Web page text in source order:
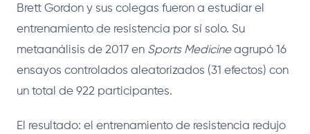
Brett Gordon y sus colegas fueron a estudiar el
entrenamiento de resistencia por sí solo. Su
metaanálisis de 2017 en Sports Medicineagrupó 16
ensayos controlados aleatorizados (31 efectos) con
un total de 922 participantes.
El resultado: el entrenamiento de resistencia redujo